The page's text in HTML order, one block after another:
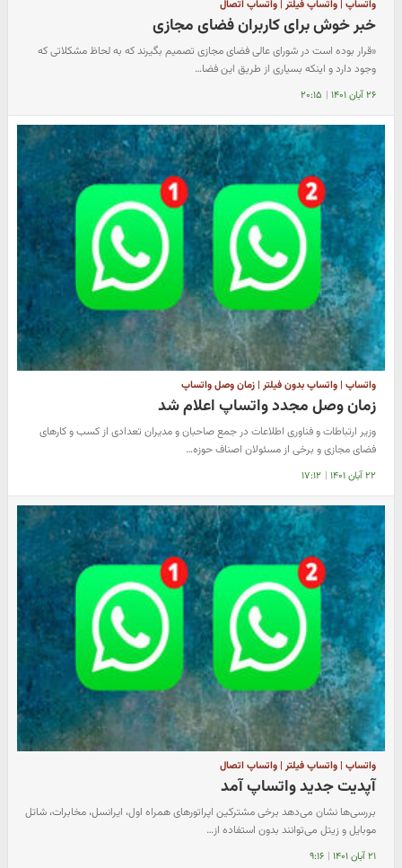
واتساپ | واتساپ فیلتر | واتساپ اتصال
خبر خوش برای کاربران فضای مجازی
«قرار بوده است در شورای عالی فضای مجازی تصمیم بگیرند که به لحاظ مشکلاتی که
وجود دارد و اینکه بسیاری از طریق این فضا…
۲۶ آبان ۱۴۰۱ | ۲۰:۱۵
واتساپ | واتساپ بدون فیلتر | زمان وصل واتساپ
زمان وصل مجدد واتساپ اعلام شد
وزیر ارتباطات و فناوری اطلاعات در جمع صاحبان و مدیران تعدادی از کسب و کارهای
فضای مجازی و برخی از مسئولان اصناف حوزه…
۲۲ آبان ۱۴۰۱ | ۱۷:۱۲
واتساپ | واتساپ فیلتر | واتساپ اتصال
آپدیت جدید واتساپ آمد
بررسی‌ها نشان می‌دهد برخی مشترکین اپراتورهای همراه اول، ایرانسل، مخابرات، شاتل
موبایل و زیتل می‌توانند بدون استفاده از…
۲۱ آبان ۱۴۰۱ | ۹:۱۶